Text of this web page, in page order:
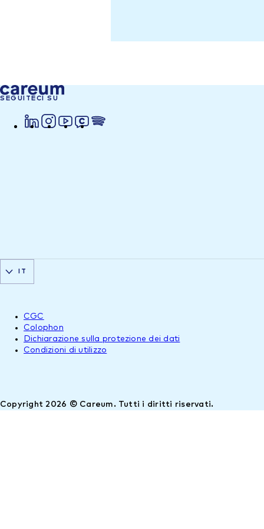
SEGUITECI SU
Copyright 2026 © Careum. Tutti i diritti riservati.
CGC
Colophon
Dichiarazione sulla protezione dei dati
Condizioni di utilizzo
IT